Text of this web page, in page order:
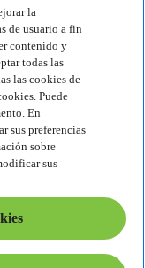
la
de usuario a fin
contenido y
todas las
las cookies de
Puede
En
sus preferencias
sobre
sus